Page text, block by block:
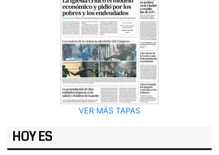
VER MÁS TAPAS
HOY ES